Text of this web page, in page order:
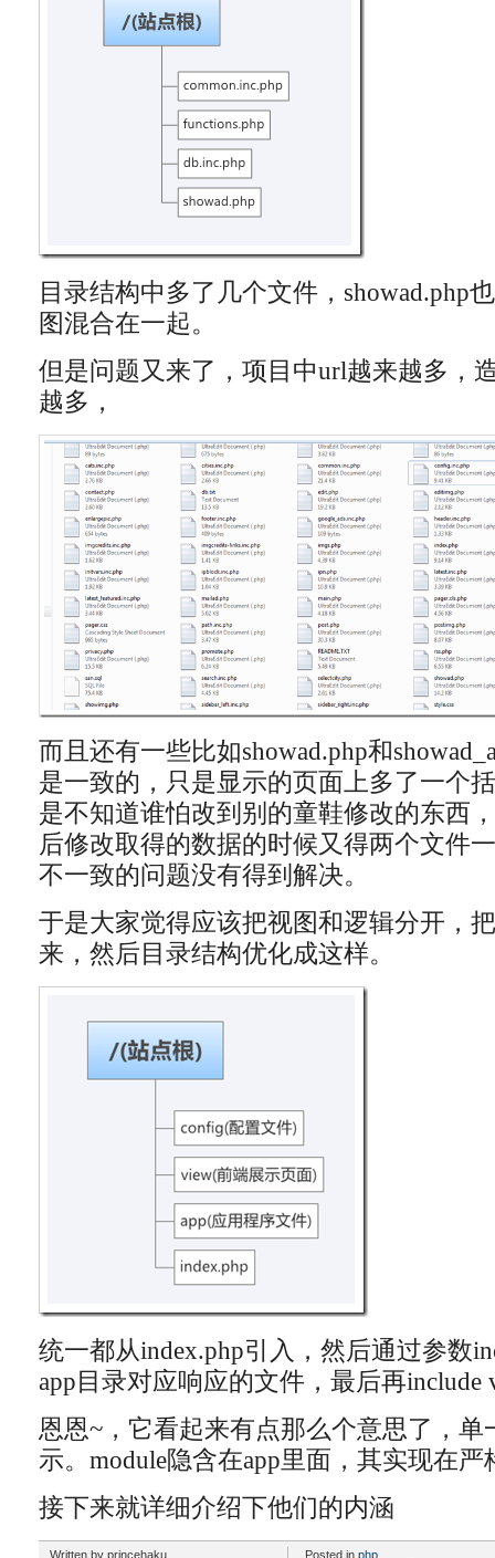
目录结构中多了几个文件，showad.php
图混合在一起。
但是问题又来了，项目中url越来越多，
越多，
而且还有一些比如showad.php和
是一致的，只是显示的页面上多了一个
是不知道谁怕改到别的童鞋修改的东西
后修改取得的数据的时候又得两个文件
不一致的问题没有得到解决。
于是大家觉得应该把视图和逻辑分开，
来，然后目录结构优化成这样。
统一都从index.php引入，然后通过参数
app目录对应响应的文件，最后再include
恩恩~，它看起来有点那么个意思了，单
示。module隐含在app里面，其实现在
接下来就详细介绍下他们的内涵
Written by princehaku
Posted in php